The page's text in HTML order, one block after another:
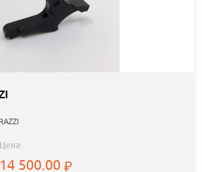
Цена:
14 500.00